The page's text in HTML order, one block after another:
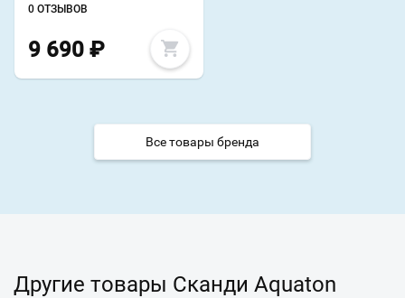
0 ОТЗЫВОВ
9 690 ₽
Все товары бренда
Другие товары Сканди Aquaton